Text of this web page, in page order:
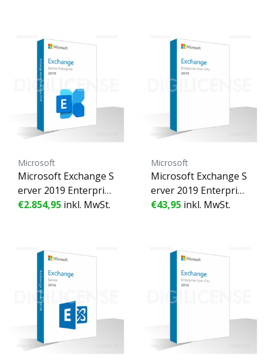
aucht)
ebraucht)
Microsoft
Microsoft Exchange S
erver 2019 Enterprise
- 1 Gerät - Unbefriste
€2.854,95 inkl. MwSt.
Microsoft
Microsoft Exchange S
erver 2019 Enterprise
User CAL - 1 Benutze
ebraucht)
€43,95 inkl. MwSt.